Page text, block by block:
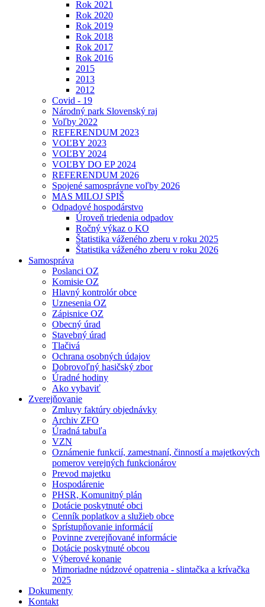
Rok 2021
Rok 2020
Rok 2019
Rok 2018
Rok 2017
Rok 2016
2015
2013
2012
Covid - 19
Národný park Slovenský raj
Voľby 2022
REFERENDUM 2023
VOĽBY 2023
VOĽBY 2024
VOĽBY DO EP 2024
REFERENDUM 2026
Spojené samosprávne voľby 2026
MAS MILOJ SPIŠ
Odpadové hospodárstvo
Úroveň triedenia odpadov
Ročný výkaz o KO
Štatistika váženého zberu v roku 2025
Štatistika váženého zberu v roku 2026
Samospráva
Poslanci OZ
Komisie OZ
Hlavný kontrolór obce
Uznesenia OZ
Zápisnice OZ
Obecný úrad
Stavebný úrad
Tlačivá
Ochrana osobných údajov
Dobrovoľný hasičský zbor
Úradné hodiny
Ako vybaviť
Zverejňovanie
Zmluvy faktúry objednávky
Archiv ZFO
Úradná tabuľa
VZN
Oznámenie funkcií, zamestnaní, činností a majetkových
pomerov verejných funkcionárov
Prevod majetku
Hospodárenie
PHSR, Komunitný plán
Dotácie poskytnuté obci
Cenník poplatkov a služieb obce
Sprístupňovanie informácií
Povinne zverejňované informácie
Dotácie poskytnuté obcou
Výberové konanie
Mimoriadne núdzové opatrenia - slintačka a krívačka
2025
Dokumenty
Kontakt